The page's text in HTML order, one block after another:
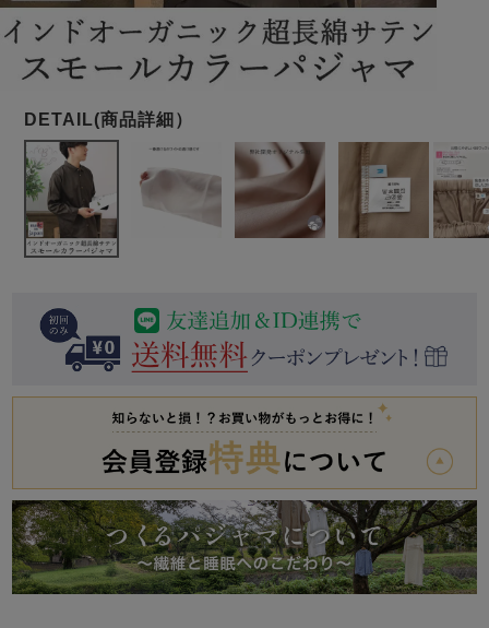
春 夏 秋 冬
ガールズパジャマ
春 夏 冬
柄物
売れ筋ランキング
すべての生地一覧はこちら
売れ筋ランキング
- Item Ranking -
- New Arrival -
目的別でさがす一覧はこちら
すべてのメン
ズ
パジャマ
長袖 半袖
前開き かぶり スリーパー
作務衣
ーブ
上着単品
ズボン単品